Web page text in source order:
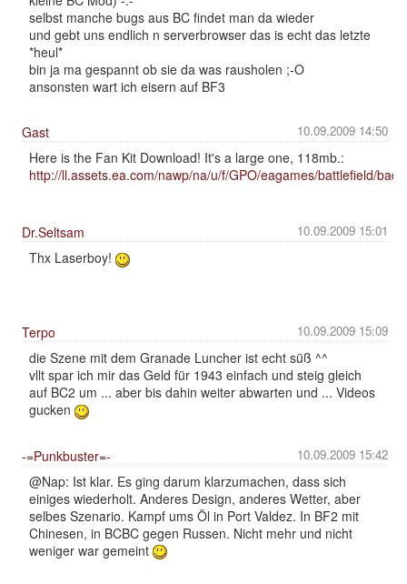
selbst manche bugs aus BC findet man da wieder
und gebt uns endlich n serverbrowser das is echt das letzte
*heul*
bin ja ma gespannt ob sie da was rausholen ;-O
ansonsten wart ich eisern auf BF3
10.09.2009 14:50
Gast
Here is the Fan Kit Download! It's a large one, 118mb.:
http://ll.assets.ea.com/nawp/na/u/f/GPO/eagames/battlefield/
10.09.2009 15:01
Dr.Seltsam
Thx Laserboy!
10.09.2009 15:09
Terpo
die Szene mit dem Granade Luncher ist echt süß ^^
vllt spar ich mir das Geld für 1943 einfach und steig gleich
auf BC2 um ... aber bis dahin weiter abwarten und ... Videos
gucken
10.09.2009 15:42
-=Punkbuster=-
@Nap: Ist klar. Es ging darum klarzumachen, dass sich
einiges wiederholt. Anderes Design, anderes Wetter, aber
selbes Szenario. Kampf ums Öl in Port Valdez. In BF2 mit
Chinesen, in BCBC gegen Russen. Nicht mehr und nicht
weniger war gemeint